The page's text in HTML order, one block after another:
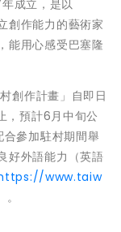
成立，是以
創作能力的藝術家
能用心感受巴塞隆
創作計畫」自即日
，預計6月中旬公
參加駐村期間舉
好外語能力（英語
www.taiw
。